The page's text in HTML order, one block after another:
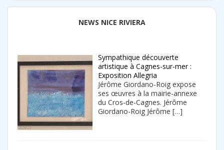
NEWS NICE RIVIERA
Sympathique découverte
artistique à Cagnes-sur-mer :
Exposition Allegria
Jérôme Giordano-Roig expose
ses œuvres à la mairie-annexe
du Cros-de-Cagnes. Jérôme
Giordano-Roig Jérôme […]